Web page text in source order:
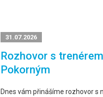
31.07.2026
Rozhovor s
Pokorným
Dnes vám přinášíme rozhovor